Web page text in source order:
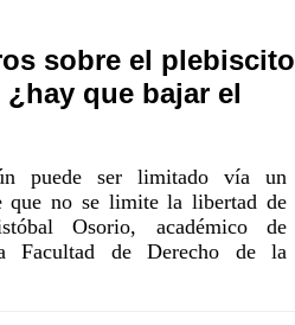
sobre el plebiscito
que bajar el
puede ser limitado vía un
que no se limite la libertad de
Osorio, académico de
Facultad de Derecho de la